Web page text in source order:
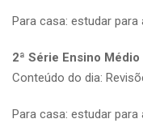
Para casa: estudar para
2ª Série Ensino Médio
Conteúdo do dia:
Para casa: estudar para